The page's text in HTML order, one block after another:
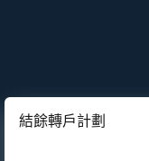
結餘轉戶計劃